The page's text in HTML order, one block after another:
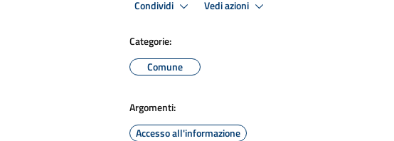
Condividi Vedi azioni
Categorie:
Comune
Argomenti:
Accesso all'informazione